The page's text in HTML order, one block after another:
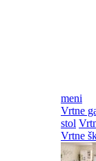
meni
Vrtne
stol
Vrtne